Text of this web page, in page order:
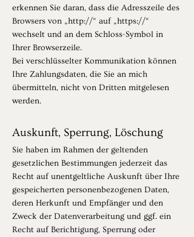
erkennen Sie daran, dass die Adresszeile des
Browsers von „http://“ auf „https://“
wechselt und an dem Schloss-Symbol in
Ihrer Browserzeile.
Bei verschlüsselter Kommunikation können
Ihre Zahlungsdaten, die Sie an mich
übermitteln, nicht von Dritten mitgelesen
werden.
Auskunft, Sperrung, Löschung
Sie haben im Rahmen der geltenden
gesetzlichen Bestimmungen jederzeit das
Recht auf unentgeltliche Auskunft über Ihre
gespeicherten personenbezogenen Daten,
deren Herkunft und Empfänger und den
Zweck der Datenverarbeitung und ggf. ein
Recht auf Berichtigung, Sperrung oder